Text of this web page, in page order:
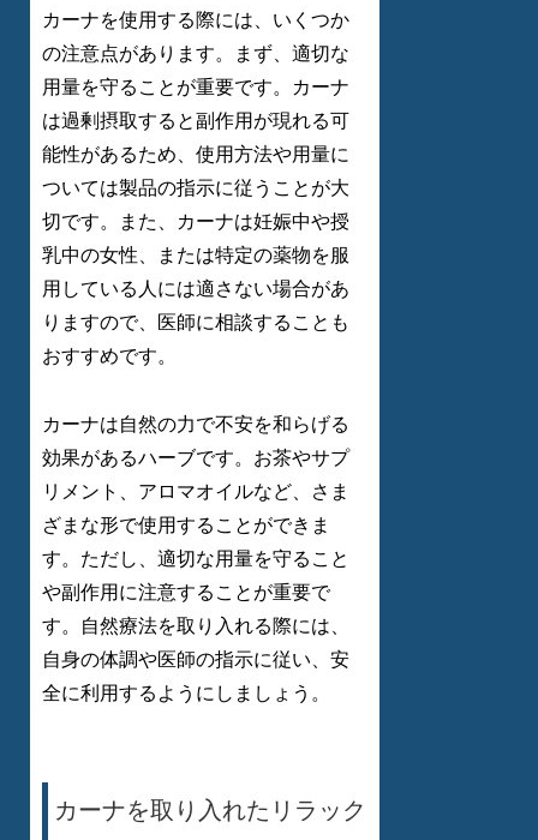
カーナを使用する際には、いくつか
の注意点があります。まず、適切な
用量を守ることが重要です。カーナ
は過剰摂取すると副作用が現れる可
能性があるため、使用方法や用量に
ついては製品の指示に従うことが大
切です。また、カーナは妊娠中や授
乳中の女性、または特定の薬物を服
用している人には適さない場合があ
りますので、医師に相談することも
おすすめです。
カーナは自然の力で不安を和らげる
効果があるハーブです。お茶やサプ
リメント、アロマオイルなど、さま
ざまな形で使用することができま
す。ただし、適切な用量を守ること
や副作用に注意することが重要で
す。自然療法を取り入れる際には、
自身の体調や医師の指示に従い、安
全に利用するようにしましょう。
カーナを取り入れたリラック